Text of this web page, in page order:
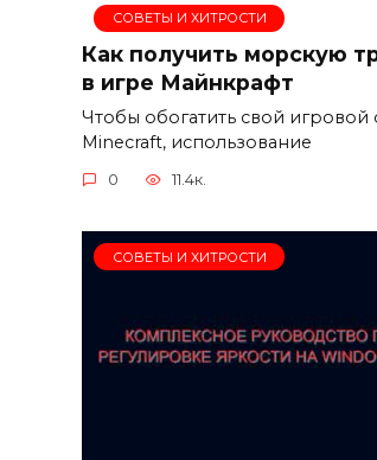
СОВЕТЫ И ХИТРОСТИ
Как получить морскую
в игре Майнкрафт
Чтобы обогатить свой игровой
Minecraft, использование
0 11.4к.
СОВЕТЫ И ХИТРОСТИ